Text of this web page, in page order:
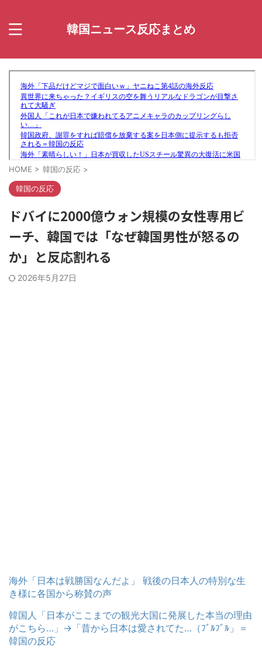
韓国ニュース反応まとめ
HOME > 韓国の反応 >
韓国の反応
ドバイに2000億ウォン規模の女性専用ビ
ーチ、韓国では「なぜ韓国男性が怒るの
か」と反応割れる
2026年5月27日
海外「日本は戦勝国なんだよ」 戦後の日本人の特別な生
き様に各国から称賛の声
韓国人「日本がここまでの観光大国に発展した本当の理由
がこちら…」→「昔から日本は愛されてた…（ﾌﾞﾙﾌﾞﾙ」＝
韓国の反応